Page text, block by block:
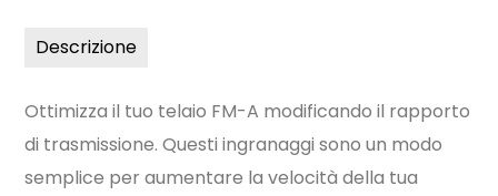
Descrizione
Ottimizza il tuo telaio FM-A modificando il rapporto
di trasmissione. Questi ingranaggi sono un modo
semplice per aumentare la velocità della tua